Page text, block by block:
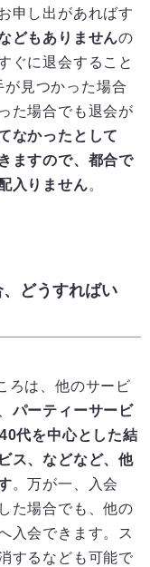
申し出があればす
どもありませんの
ぐに退会すること
見つかった場合
た場合でも退会が
なかったとして
ますので、都合で
入りません。
どうすればい
ろは、他のサービ
パーティーサービ
代を中心とした結
ス、などなど、他
。万が一、入会
た場合でも、他の
入会できます。ス
するなども可能で